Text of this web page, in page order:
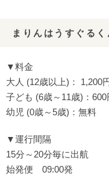
まりんはうすぐるく
▼料金
大人 (12歳以上)： 1,200
子ども (6歳～11歳)：600
幼児 (0歳～5歳)：無料
▼運行間隔
15分～20分毎に出航
始発便 09:00発